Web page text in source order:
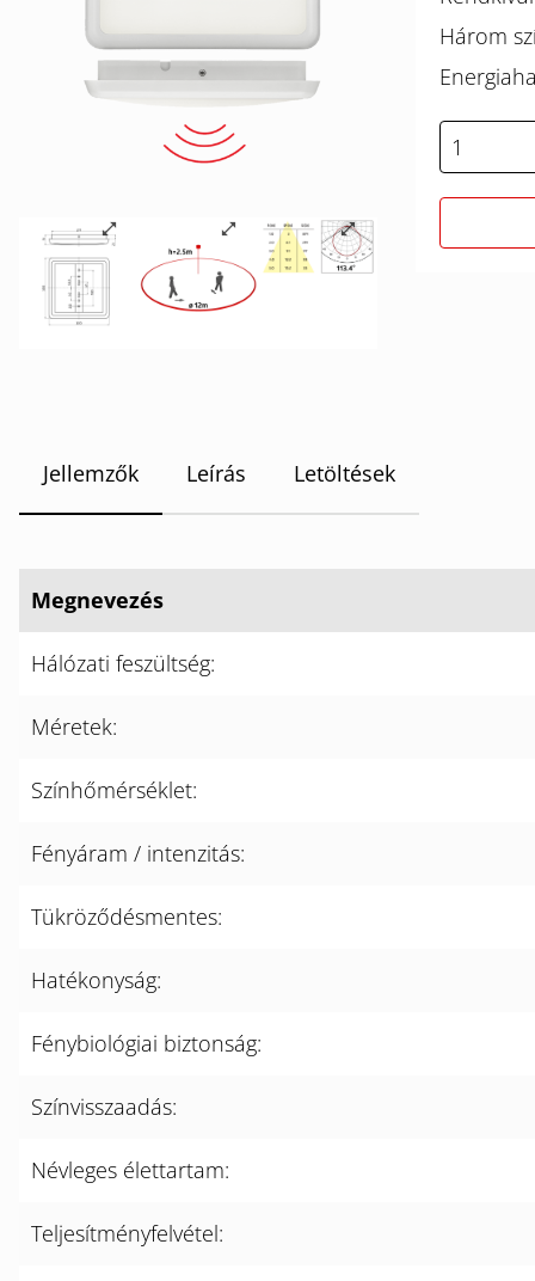
Három
Jellemzők Leírás Letöltések
Megnevezés
Hálózati feszültség:
Méretek:
Színhőmérséklet:
Fényáram / intenzitás:
Tükröződésmentes:
Hatékonyság:
Fénybiológiai biztonság:
Színvisszaadás:
Névleges élettartam:
Teljesítményfelvétel: